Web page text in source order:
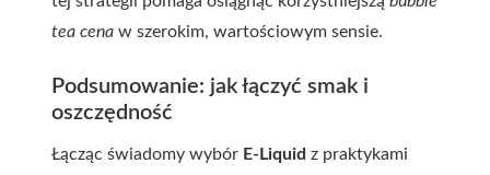
tea cena w szerokim, wartościowym sensie.
Podsumowanie: jak łączyć smak i
oszczędność
Łącząc świadomy wybór E-Liquid z praktykami